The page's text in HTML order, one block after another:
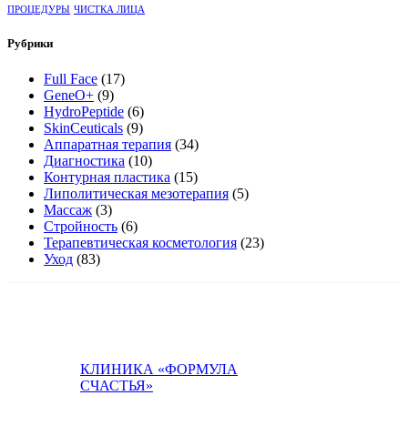
ПРОЦЕДУРЫ ЧИСТКА ЛИЦА
Рубрики
Full Face (17)
GeneO+ (9)
HydroPeptide (6)
SkinCeuticals (9)
Аппаратная терапия (34)
Диагностика (10)
Контурная пластика (15)
Липолитическая мезотерапия (5)
Массаж (3)
Стройность (6)
Терапевтическая косметология (23)
Уход (83)
КЛИНИКА «ФОРМУЛА
СЧАСТЬЯ»